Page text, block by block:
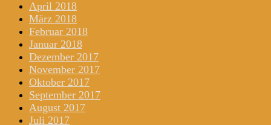
April 2018
März 2018
Februar 2018
Januar 2018
Dezember 2017
November 2017
Oktober 2017
September 2017
August 2017
Juli 2017